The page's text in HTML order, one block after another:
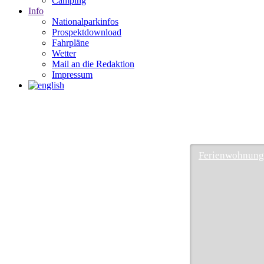
Info
Nationalparkinfos
Prospektdownload
Fahrpläne
Wetter
Mail an die Redaktion
Impressum